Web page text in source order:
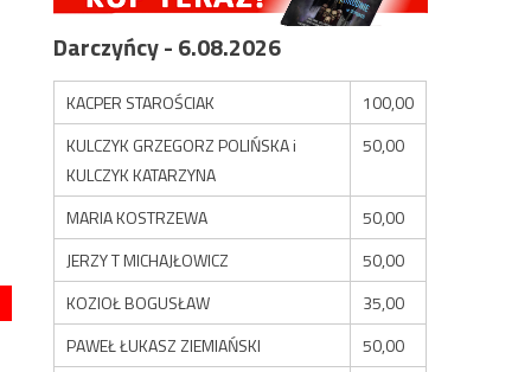
Darczyńcy - 6.08.2026
KACPER STAROŚCIAK
100,00
KULCZYK GRZEGORZ POLIŃSKA i
KULCZYK KATARZYNA
50,00
MARIA KOSTRZEWA
50,00
JERZY T MICHAJŁOWICZ
50,00
KOZIOŁ BOGUSŁAW
35,00
PAWEŁ ŁUKASZ ZIEMIAŃSKI
50,00